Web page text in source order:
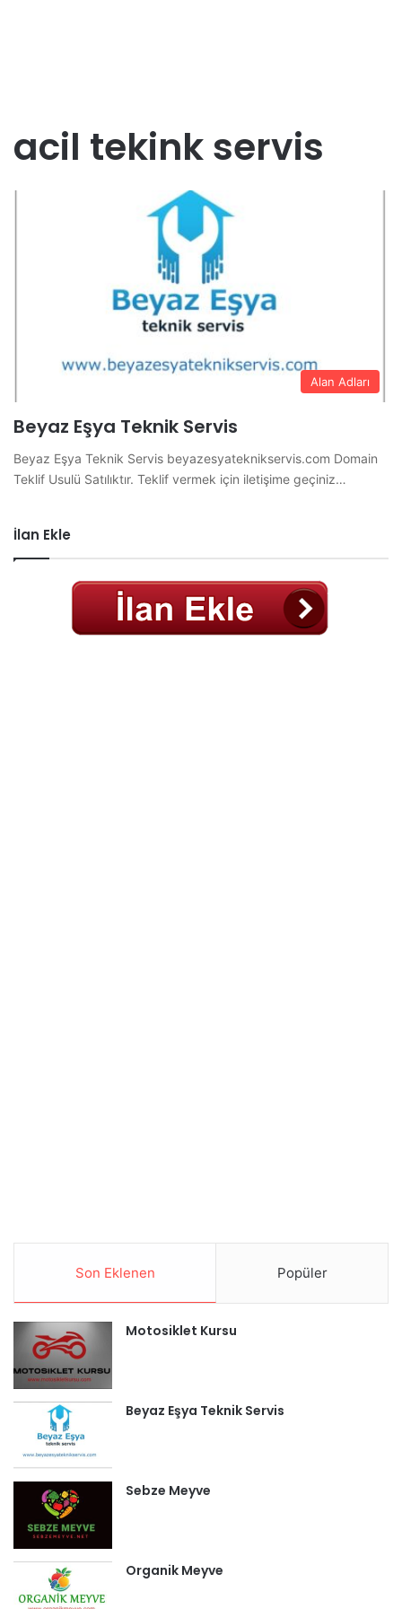
acil tekink servis
Alan Adları
Beyaz Eşya Teknik Servis
Beyaz Eşya Teknik Servis beyazesyateknikservis.com Domain
Teklif Usulü Satılıktır. Teklif vermek için iletişime geçiniz…
İlan Ekle
Son Eklenen Popüler
Motosiklet Kursu
Beyaz Eşya Teknik Servis
Sebze Meyve
Organik Meyve